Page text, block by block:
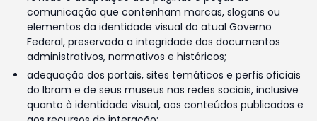
comunicação que contenham marcas, slogans ou
elementos da identidade visual do atual Governo
Federal, preservada a integridade dos documentos
administrativos, normativos e históricos;
adequação dos portais, sites temáticos e perfis oficiais
do Ibram e de seus museus nas redes sociais, inclusive
quanto à identidade visual, aos conteúdos publicados e